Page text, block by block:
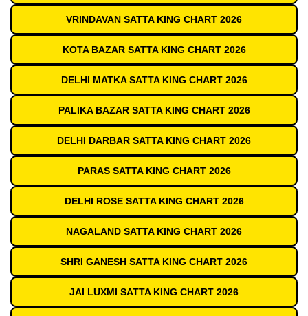
VRINDAVAN SATTA KING CHART 2026
KOTA BAZAR SATTA KING CHART 2026
DELHI MATKA SATTA KING CHART 2026
PALIKA BAZAR SATTA KING CHART 2026
DELHI DARBAR SATTA KING CHART 2026
PARAS SATTA KING CHART 2026
DELHI ROSE SATTA KING CHART 2026
NAGALAND SATTA KING CHART 2026
SHRI GANESH SATTA KING CHART 2026
JAI LUXMI SATTA KING CHART 2026